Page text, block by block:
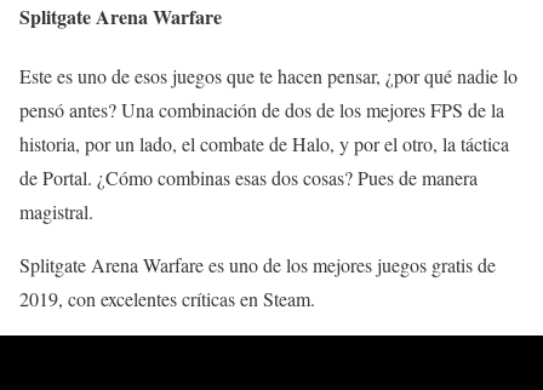
Splitgate Arena Warfare
Este es uno de esos juegos que te hacen pensar, ¿por qué nadie lo
pensó antes? Una combinación de dos de los mejores FPS de la
historia, por un lado, el combate de Halo, y por el otro, la táctica
de Portal. ¿Cómo combinas esas dos cosas? Pues de manera
magistral.
Splitgate Arena Warfare es uno de los mejores juegos gratis de
2019, con excelentes críticas en Steam.